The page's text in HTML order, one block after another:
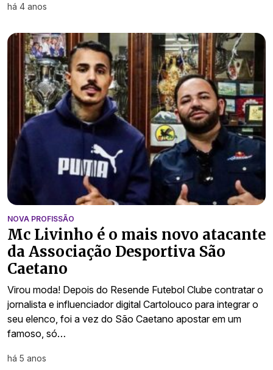
há 4 anos
NOVA PROFISSÃO
Mc Livinho é o mais novo atacante
da Associação Desportiva São
Caetano
Virou moda! Depois do Resende Futebol Clube contratar o
jornalista e influenciador digital Cartolouco para integrar o
seu elenco, foi a vez do São Caetano apostar em um
famoso, só…
há 5 anos